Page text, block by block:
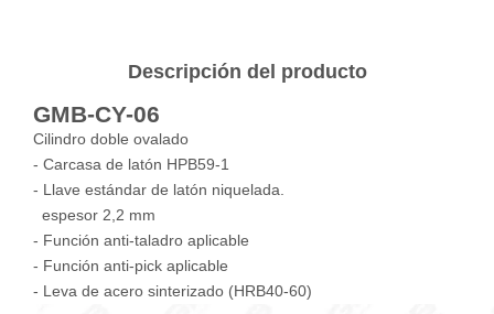
Descripción del producto
GMB-CY-06
Cilindro doble ovalado
- Carcasa de latón HPB59-1
- Llave estándar de latón niquelada.
espesor 2,2 mm
- Función anti-taladro aplicable
- Función anti-pick aplicable
- Leva de acero sinterizado (HRB40-60)